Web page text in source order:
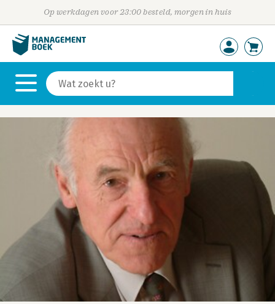
Op werkdagen voor 23:00 besteld, morgen in huis